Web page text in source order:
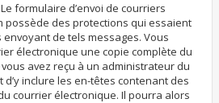
formulaire d’envoi de courriers
possède des protections qui essaient
de tels messages. Vous
électronique une copie complète du
avez reçu à un administrateur du
inclure les en-têtes contenant des
courrier électronique. Il pourra alors